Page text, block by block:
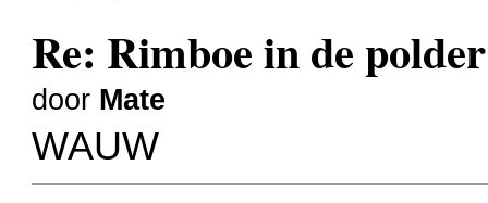
Re: Rimboe in de
door Mate
WAUW